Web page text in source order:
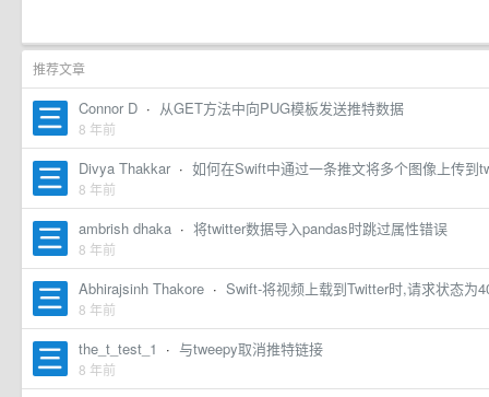
推荐文章
Connor D · 从GET方法中向PUG模板发送推特数据
8 年前
Divya Thakkar · 如何在Swift中通过一条推文将多个图像上传到
8 年前
ambrish dhaka · 将twitter数据导入pandas时跳过属性错误
8 年前
Abhirajsinh Thakore · Swift-将视频上载到Twitter时,请求状态为
8 年前
the_t_test_1 · 与tweepy取消推特链接
8 年前